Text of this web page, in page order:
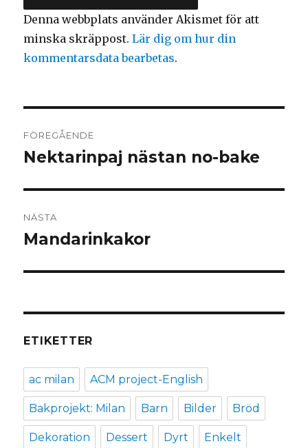
Denna webbplats använder Akismet för att
minska skräppost.Lär dig om hur din
kommentarsdata bearbetas.
FÖREGÅENDE
Föregående
Nektarinpaj nästan no-bake
NÄSTA
Nästa
Mandarinkakor
ETIKETTER
ac milan ACM project-English
Bakprojekt: Milan Barn Bilder Bröd
Dekoration Dessert Dyrt Enkelt